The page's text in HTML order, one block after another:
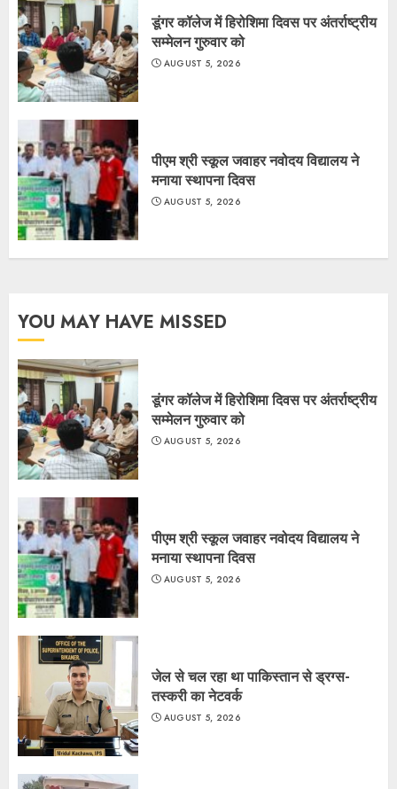
डूंगर कॉलेज में हिरोशिमा दिवस पर अंतर्राष्ट्रीय
सम्मेलन गुरुवार को
AUGUST 5, 2026
पीएम श्री स्कूल जवाहर नवोदय विद्यालय ने
मनाया स्थापना दिवस
AUGUST 5, 2026
YOU MAY HAVE MISSED
डूंगर कॉलेज में हिरोशिमा दिवस पर अंतर्राष्ट्रीय
सम्मेलन गुरुवार को
AUGUST 5, 2026
पीएम श्री स्कूल जवाहर नवोदय विद्यालय ने
मनाया स्थापना दिवस
AUGUST 5, 2026
जेल से चल रहा था पाकिस्तान से ड्रग्स-
तस्करी का नेटवर्क
AUGUST 5, 2026